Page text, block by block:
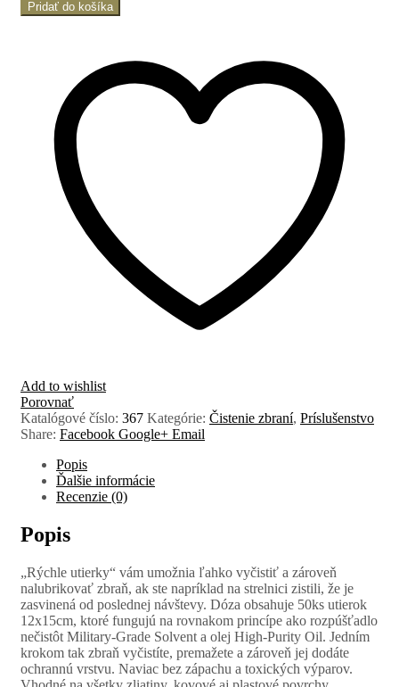
Pridať do košíka
Add to wishlist
Porovnať
Katalógové číslo: 367 Kategórie: Čistenie zbraní, Príslušenstvo
Share: Facebook Google+ Email
Popis
Ďalšie informácie
Recenzie (0)
Popis
„Rýchle utierky“ vám umožnia ľahko vyčistiť a zároveň
nalubrikovať zbraň, ak ste napríklad na strelnici zistili, že je
zasvinená od poslednej návštevy. Dóza obsahuje 50ks utierok
12x15cm, ktoré fungujú na rovnakom princípe ako rozpúšťadlo
nečistôt Military-Grade Solvent a olej High-Purity Oil. Jedním
krokom tak zbraň vyčistíte, premažete a zároveň jej dodáte
ochrannú vrstvu. Naviac bez zápachu a toxických výparov.